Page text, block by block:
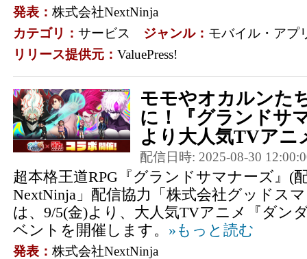
発表： 株式会社NextNinja
カテゴリ： サービス ジャンル： モバイル・アプ
リリース提供元： ValuePress!
モモやオカルンた
に！『グランドサ
より大人気TVアニ
配信日時: 2025-08-30
超本格王道RPG『グランドサマナーズ』(
NextNinja」配信協力「株式会社グッドス
は、9/5(金)より、大人気TVアニメ『ダン
ベントを開催します。 »もっと読む
発表： 株式会社NextNinja